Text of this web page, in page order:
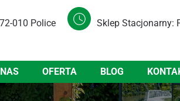
010 Police Sklep Stacjonarny:
OFERTA BLOG